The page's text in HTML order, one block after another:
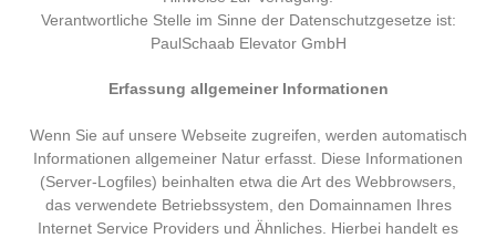
Verantwortliche Stelle im Sinne der Datenschutzgesetze ist:
PaulSchaab Elevator GmbH
Erfassung allgemeiner Informationen
Wenn Sie auf unsere Webseite zugreifen, werden automatisch
Informationen allgemeiner Natur erfasst. Diese Informationen
(Server-Logfiles) beinhalten etwa die Art des Webbrowsers,
das verwendete Betriebssystem, den Domainnamen Ihres
Internet Service Providers und Ähnliches. Hierbei handelt es